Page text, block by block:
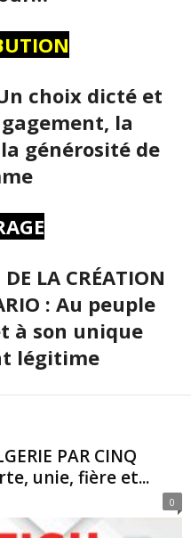
choix dicté et
la
générosité de
LA CRÉATION
: Au peuple
à son unique
légitime
PAR CINQ
unie, fière et...
0